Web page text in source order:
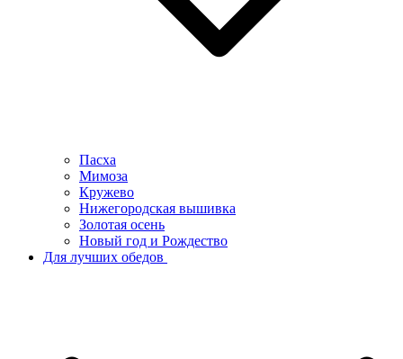
Пасха
Мимоза
Кружево
Нижегородская вышивка
Золотая осень
Новый год и Рождество
Для лучших обедов